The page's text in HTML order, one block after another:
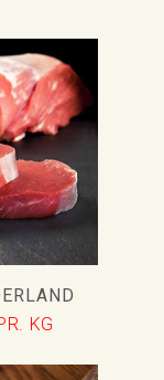
KG